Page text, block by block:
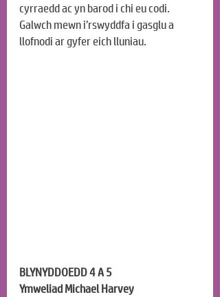
cyrraedd ac yn barod i chi eu codi.
Galwch mewn i’rswyddfa i gasglu a
llofnodi ar gyfer eich lluniau.
BLYNYDDOEDD 4 A 5
Ymweliad Michael Harvey